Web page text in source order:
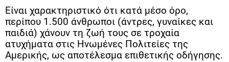
Είναι χαρακτηριστικό ότι κατά μέσο όρο,
περίπου 1.500 άνθρωποι (άντρες, γυναίκες και
παιδιά) χάνουν τη ζωή τους σε τροχαία
ατυχήματα στις Ηνωμένες Πολιτείες της
Αμερικής, ως αποτέλεσμα επιθετικής οδήγησης.